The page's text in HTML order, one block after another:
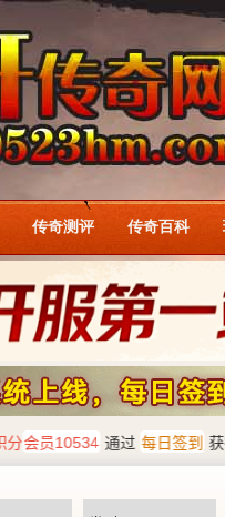
传奇测评 传奇百科